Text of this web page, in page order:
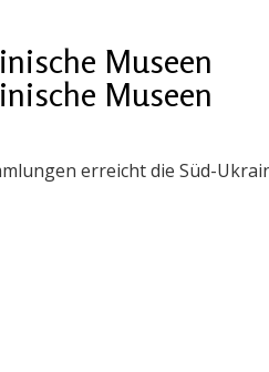
Museen
Museen
erreicht die Süd-